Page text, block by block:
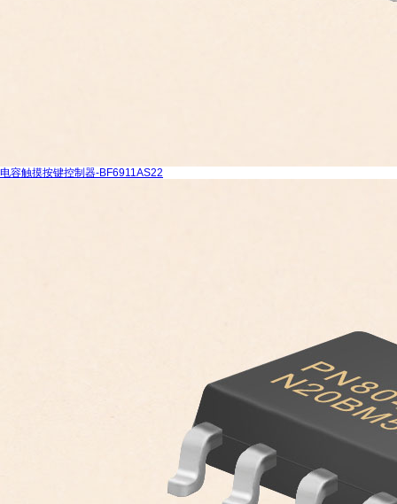
电容触摸按键控制器-BF6911AS22